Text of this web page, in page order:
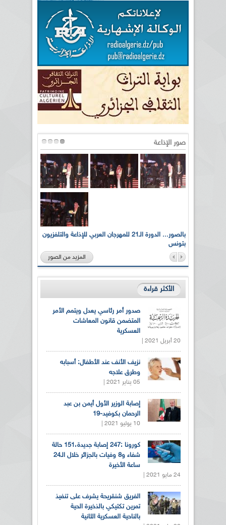
صور الإذاعة
بالصور... الدورة الـ21 للمهرجان العربي للإذاعة والتلفزيون
بتونس
المزيد من الصور
الأكثر قراءة
صدور أمر رئاسي يعدل ويتمم الأمر
المتضمن قانون المعاشات
العسكرية
20 أبريل 2021 |
نزيف الأنف عند الأطفال: أسبابه
وطرق علاجه
05 يناير 2021 |
إصابة الوزير الأول أيمن بن عبد
الرحمان بكوفيد-19
10 يوليو 2021 |
كورونا :247 إصابة جديدة،151 حالة
شفاء و8 وفيات بالجزائر خلال الـ24
ساعة الأخيرة
24 مايو 2021 |
الفريق شنقريحة يشرف على تنفيذ
تمرين تكتيكي بالذخيرة الحية
بالناحية العسكرية الثانية